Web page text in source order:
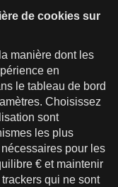
de cookies sur
manière dont les
en
le tableau de bord
Choisissez
sont
les plus
pour les
€ et maintenir
qui ne sont